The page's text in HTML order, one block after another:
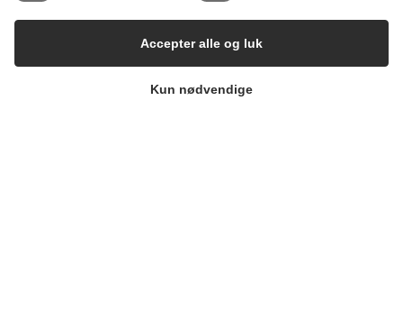
Kun nødvendige
Accepter alle og luk